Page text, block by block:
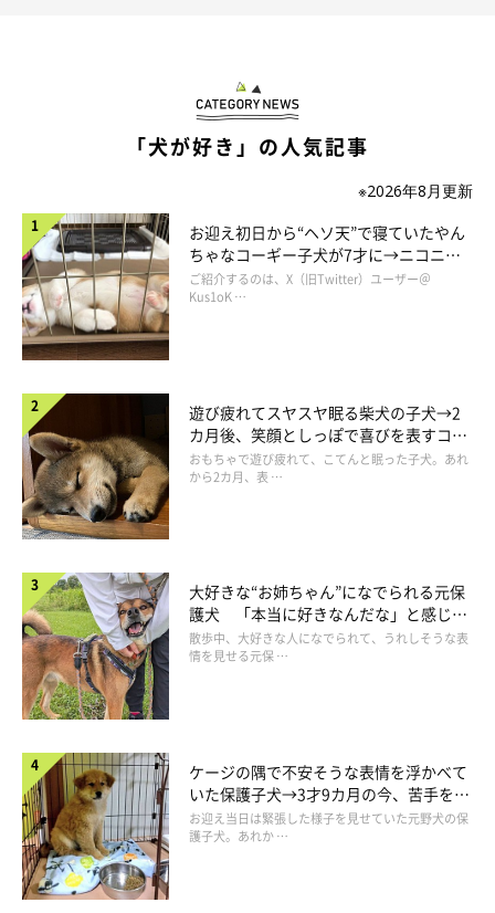
別のお休みの日ではツヴァイちゃんが寝てすごしていたよう
@onigirry
思いますか？
飼い主さん：
「遊んで欲しかったのか、おやつが食べたかったのか……。真偽
は分かりませんが、飼い主のお腹に乗せられるのは想定外だった
「犬が好き」の人気記事
※2026年8月更新
お迎え初日から“ヘソ天”で寝ていたやん
ちゃなコーギー子犬が7才に→ニコニ
コ“コーギースマイル”が魅力のコに成
長！
ご紹介するのは、X（旧Twitter）ユーザー＠
Kus1oK …
遊び疲れてスヤスヤ眠る柴犬の子犬→2
カ月後、笑顔としっぽで喜びを表すコに
成長！
おもちゃで遊び疲れて、こてんと眠った子犬。あれ
から2カ月、表 …
大好きな“お姉ちゃん”になでられる元保
護犬 「本当に好きなんだな」と感じる
表情にほっこり
散歩中、大好きな人になでられて、うれしそうな表
情を見せる元保 …
ケージの隅で不安そうな表情を浮かべて
いた保護子犬→3才9カ月の今、苦手を克
服し頼もしいコに成長！
お迎え当日は緊張した様子を見せていた元野犬の保
護子犬。あれか …